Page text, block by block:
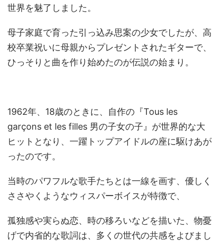
世界を魅了しました。
母子家庭で育った引っ込み思案の少女でしたが、高
校卒業祝いに母親からプレゼントされたギターで、
ひっそりと曲を作り始めたのが伝説の始まり。
1962年、18歳のときに、自作の『Tous les
garçons et les filles 男の子女の子』が世界的な大
ヒットとなり、一躍トップアイドルの座に駆けあが
ったのです。
当時のパワフルな歌手たちとは一線を画す、優しく
ささやくようなウィスパーボイスが特徴で、
孤独感や実らぬ恋、時の移ろいなどを描いた、物憂
げで内省的な歌詞は、多くの世代の共感をよびまし